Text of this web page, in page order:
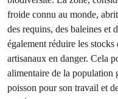
froide connu au monde,
des requins, des baleines et
également réduire les
artisanaux en danger. Cela
alimentaire de la population
poisson pour son travail et